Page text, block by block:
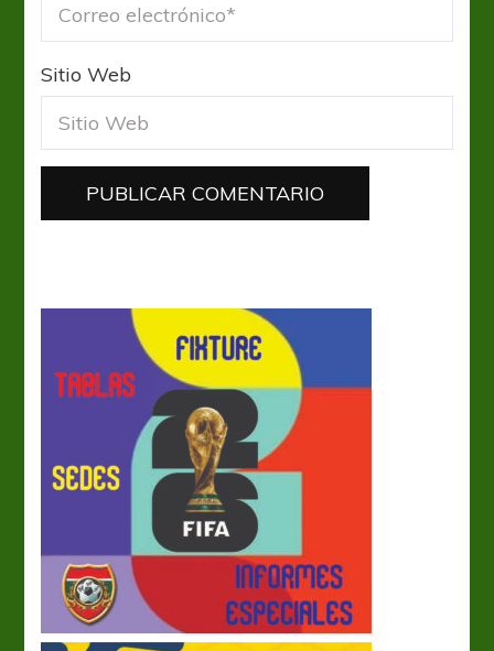
Sitio Web